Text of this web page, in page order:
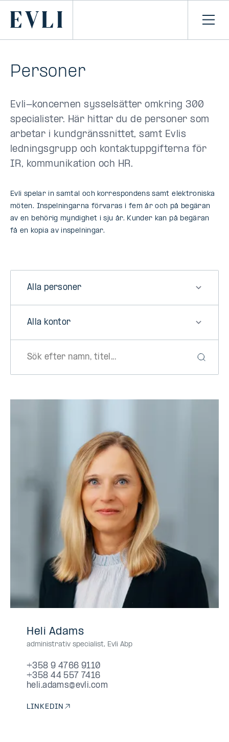
Primary
Personer
Evli-koncernen sysselsätter omkring 300
specialister. Här hittar du de personer som
arbetar i kundgränssnittet, samt Evlis
ledningsgrupp och kontaktuppgifterna för
IR, kommunikation och HR.
Evli spelar in samtal och korrespondens samt elektroniska
möten. Inspelningarna förvaras i fem år och på begäran
av en behörig myndighet i sju år. Kunder kan på begäran
få en kopia av inspelningar.
Heli Adams
administrativ specialist, Evli Abp
+358 9 4766 9110
+358
9
9110
+358947669110
09
4766
0947669110
094-
7669110
+358 44 557 7416
+358
44
7416
+358445577416
044
557
0445577416
044-
5577416
heli.adams@evli.com
LINKEDIN